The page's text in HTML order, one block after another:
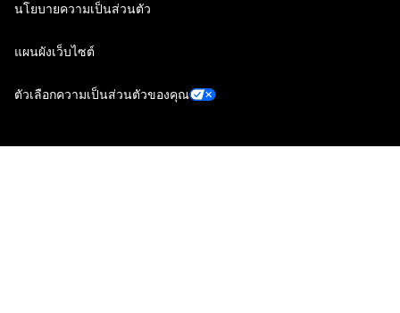
นโยบายความเป็นส่วนตัว
แผนผังเว็บไซต์
ตัวเลือกความเป็นส่วนตัวของคุณ